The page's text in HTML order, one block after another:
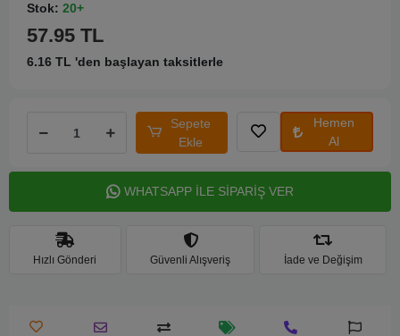
Stok: 20+
57.95 TL
6.16 TL 'den başlayan taksitlerle
Sepete
Ekle
Hemen
Al
WHATSAPP İLE SİPARİŞ VER
Hızlı Gönderi Güvenli Alışveriş İade ve Değişim